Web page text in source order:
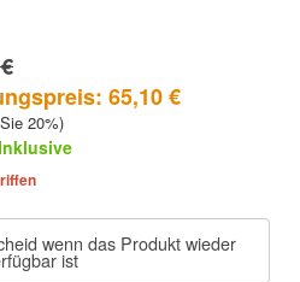
65,10 €
20%)
wenn das Produkt wieder
ist